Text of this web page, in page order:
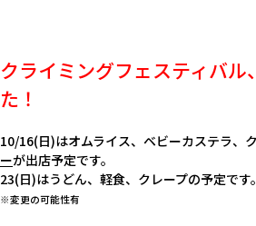
クライミングフェスティバル
た！
10/16(日)はオムライス、ベビーカステラ、
ーが出店予定です。
23(日)はうどん、軽食、クレープの予定です。
※変更の可能性有